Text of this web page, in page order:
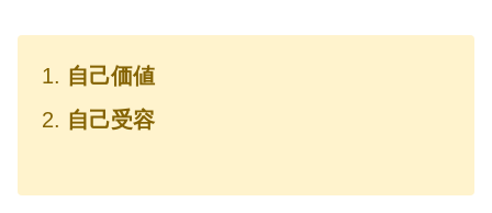
自己価値
自己受容